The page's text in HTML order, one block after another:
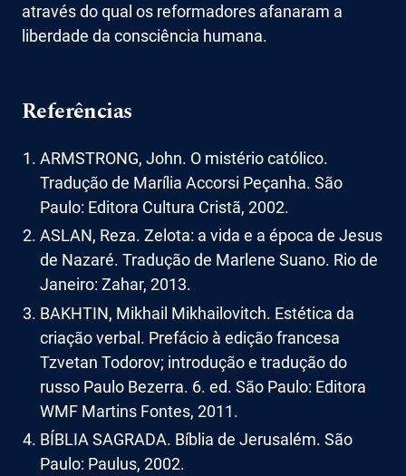
através do qual os reformadores afanaram a
liberdade da consciência humana.
Referências
ARMSTRONG, John. O mistério católico.
Tradução de Marília Accorsi Peçanha. São
Paulo: Editora Cultura Cristã, 2002.
ASLAN, Reza. Zelota: a vida e a época de Jesus
de Nazaré. Tradução de Marlene Suano. Rio de
Janeiro: Zahar, 2013.
BAKHTIN, Mikhail Mikhailovitch. Estética da
criação verbal. Prefácio à edição francesa
Tzvetan Todorov; introdução e tradução do
russo Paulo Bezerra. 6. ed. São Paulo: Editora
WMF Martins Fontes, 2011.
BÍBLIA SAGRADA. Bíblia de Jerusalém. São
Paulo: Paulus, 2002.